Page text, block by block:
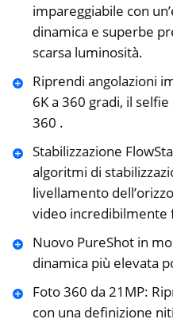
impareggiabile con
dinamica e superbe
scarsa luminosità.
Riprendi angolazioni
6K a 360 gradi, il
360 .
Stabilizzazione
algoritmi di
livellamento
video incredibilmente
Nuovo PureShot in
dinamica più elevata
Foto 360 da 21MP:
con una definizione